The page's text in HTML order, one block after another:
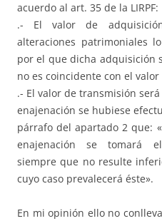
acuerdo al art. 35 de la LIRPF:
.- El valor de
alteraciones patrimoniales
por el que dicha adquisición
no es coincidente con el
.- El valor de transmisión
enajenación se hubiese
párrafo del apartado 2 que:
enajenación se tomará
siempre que no resulte
cuyo caso prevalecerá éste».
En mi opinión ello no